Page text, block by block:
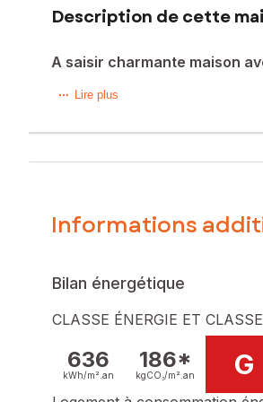
Description de cette
A saisir charmante maison
Située dans la charmante
de divers points d'intérêts, faisant
Cette maison de 79 m², construite
Prix de vente : 154 000 €
Honoraires charge vendeur
Contactez votre conseiller SAFTI :
Lire plus
Informations
Bilan énergétique
CLASSE ÉNERGIE ET
636
kWh/m². an
186*
kgCO₂/m². an G